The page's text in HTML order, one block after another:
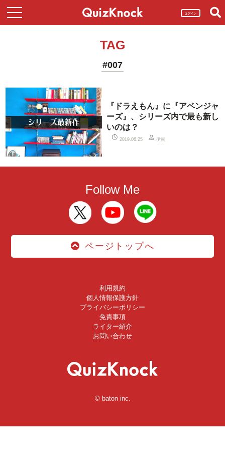
ログイン
TAG
#007
『ドラえもん』に『アベンジャ
ーズ』、シリーズ内で最も新し
いのは？
2019.06.25 伊東
Follow Me
ページトップへ
利用規約
個人情報保護方針
プライバシーポリシー
免責事項
ライター紹介
お問い合わせ
© baton inc.